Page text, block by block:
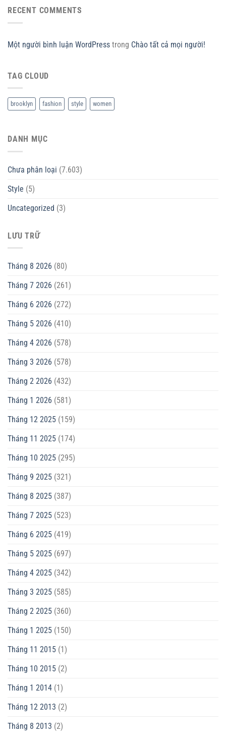
RECENT COMMENTS
Một người bình luận WordPress trong Chào tất cả mọi người!
TAG CLOUD
brooklyn fashion style women
DANH MỤC
Chưa phân loại (7.603)
Style (5)
Uncategorized (3)
LƯU TRỮ
Tháng 8 2026 (80)
Tháng 7 2026 (261)
Tháng 6 2026 (272)
Tháng 5 2026 (410)
Tháng 4 2026 (578)
Tháng 3 2026 (578)
Tháng 2 2026 (432)
Tháng 1 2026 (581)
Tháng 12 2025 (159)
Tháng 11 2025 (174)
Tháng 10 2025 (295)
Tháng 9 2025 (321)
Tháng 8 2025 (387)
Tháng 7 2025 (523)
Tháng 6 2025 (419)
Tháng 5 2025 (697)
Tháng 4 2025 (342)
Tháng 3 2025 (585)
Tháng 2 2025 (360)
Tháng 1 2025 (150)
Tháng 11 2015 (1)
Tháng 10 2015 (2)
Tháng 1 2014 (1)
Tháng 12 2013 (2)
Tháng 8 2013 (2)